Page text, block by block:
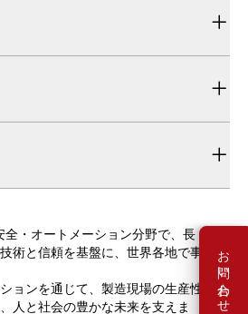
お問い合わせ
・オートメーション分野で、長
術と信頼を基盤に、世界各地で事
ョンを通じて、製造現場の生産性
人と社会の豊かな未来を支えま